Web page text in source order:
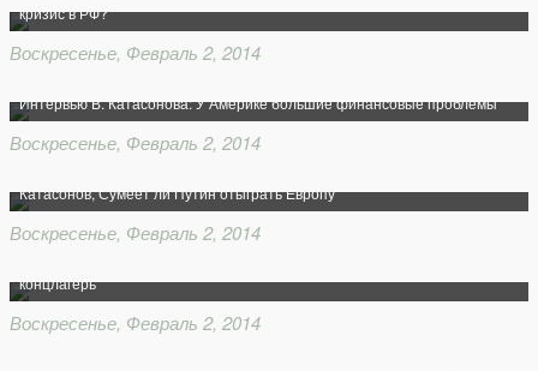
кризис в РФ?
Воскресенье, Февраль 2, 2014
Интервью В. Катасонова: У Америке большие финансовые проблемы
Воскресенье, Февраль 2, 2014
Катасонов, Сумеет ли Путин отыграть Европу
Воскресенье, Февраль 2, 2014
концлагерь
Воскресенье, Февраль 2, 2014